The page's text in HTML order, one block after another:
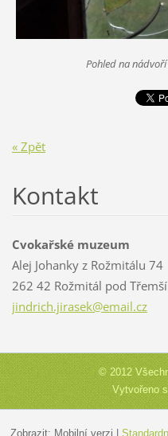
Pohled na
« Zpět
Kontakt
Cvokařské muzeum
Alej Johanky z Rožmitálu 74
262 42 Rožmitál pod
jindrich.jirasek@email.cz
© 2012
Vytvořeno
Zobrazit: Mobilní verzi